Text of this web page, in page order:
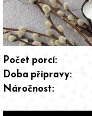
Počet porcí:
Doba přípravy:
Náročnost: